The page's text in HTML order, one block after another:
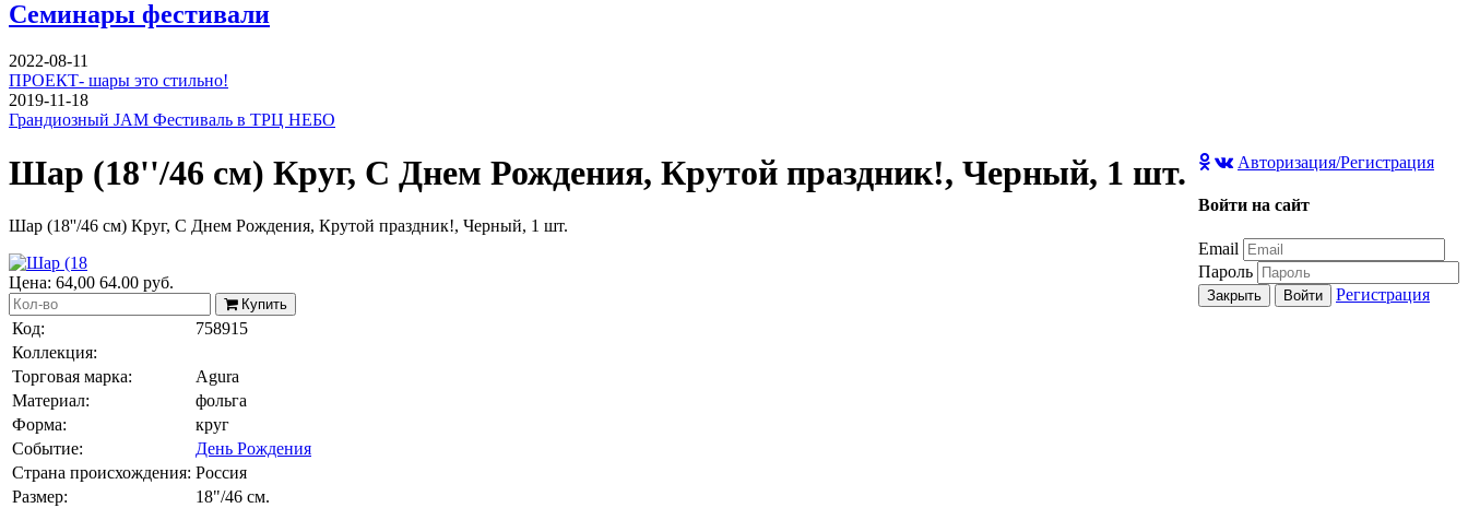
Семинары фестивали
2022-08-11
ПРОЕКТ- шары это стильно!
2019-11-18
Грандиозный JAM Фестиваль в ТРЦ НЕБО
Авторизация/Регистрация
Войти на сайт
Email
Пароль
Закрыть Войти Регистрация
Шар (18''/46 см) Круг, С Днем Рождения, Крутой праздник!, Черный, 1 шт.
Шар (18''/46 см) Круг, С Днем Рождения, Крутой праздник!, Черный, 1 шт.
Цена: 64,00 64.00 руб.
Купить
Код:
758915
Коллекция:
Торговая марка:
Agura
Материал:
фольга
Форма:
круг
Событие:
День Рождения
Страна происхождения: Россия
Размер:
18"/46 см.